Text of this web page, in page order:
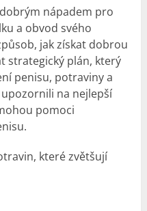
nápadem pro
a obvod svého
jak získat dobrou
strategický plán, který
penisu, potraviny a
na nejlepší
pomoci
které zvětšují